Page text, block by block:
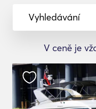
Vyhledávání
V ceně je